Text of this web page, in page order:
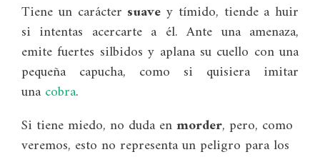
Tiene un carácter suave y tímido, tiende a huir
si intentas acercarte a él. Ante una amenaza,
emite fuertes silbidos y aplana su cuello con una
pequeña capucha, como si quisiera imitar
una cobra.
Si tiene miedo, no duda enmorder, pero, como
veremos, esto no representa un peligro para los